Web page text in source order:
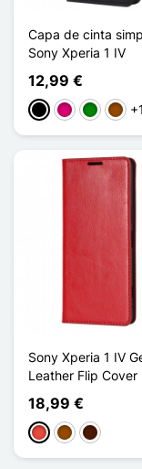
Capa de cinta
Sony Xperia 1 IV
12,99 €
PretoMagenta
Verde +1
Sony Xperia 1 IV
Leather Flip Cover
18,99 €
Vermelho
CastanhoCastanho